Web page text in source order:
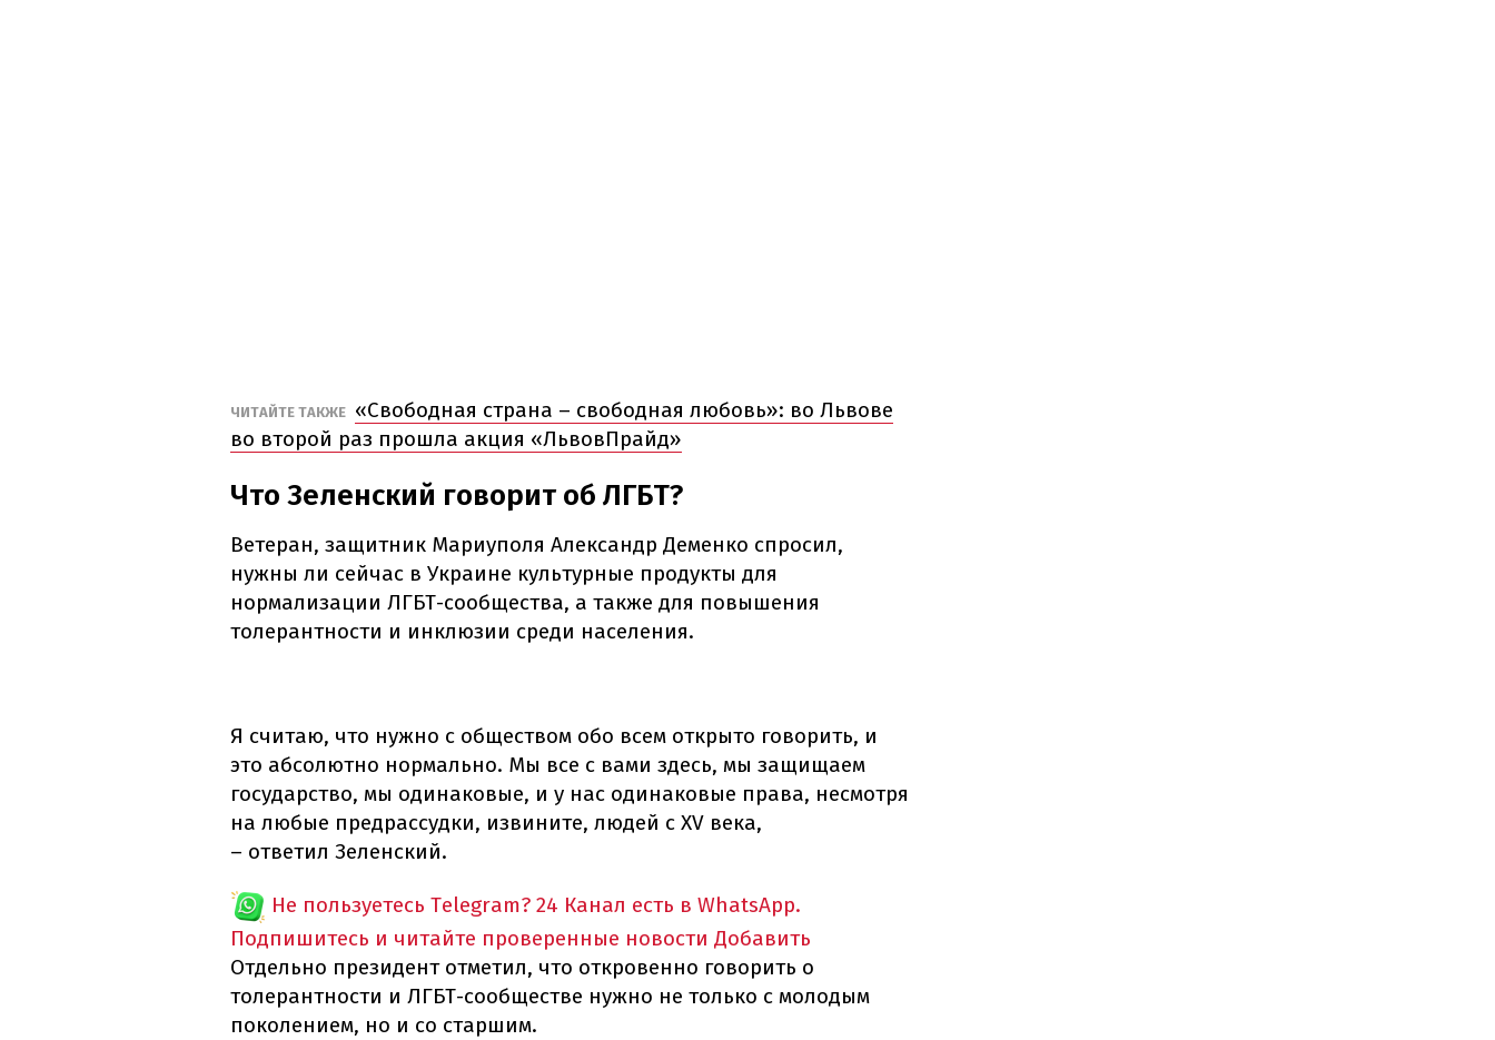
ЧИТАЙТЕ ТАКЖЕ «Свободная страна – свободная любовь»: во Львове
во второй раз прошла акция «ЛьвовПрайд»
Что Зеленский говорит об ЛГБТ?
Ветеран, защитник Мариуполя Александр Деменко спросил,
нужны ли сейчас в Украине культурные продукты для
нормализации ЛГБТ-сообщества, а также для повышения
толерантности и инклюзии среди населения.
Я считаю, что нужно с обществом обо всем открыто говорить, и
это абсолютно нормально. Мы все с вами здесь, мы защищаем
государство, мы одинаковые, и у нас одинаковые права, несмотря
на любые предрассудки, извините, людей с XV века,
– ответил Зеленский.
Не пользуетесь Telegram? 24 Канал есть в WhatsApp.
Подпишитесь и читайте проверенные новости Добавить
Отдельно президент отметил, что откровенно говорить о
толерантности и ЛГБТ-сообществе нужно не только с молодым
поколением, но и со старшим.